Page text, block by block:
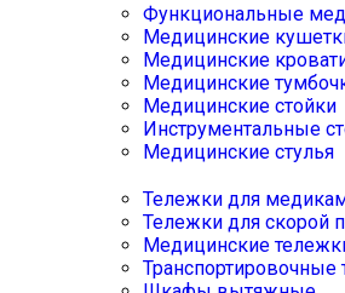
Функциональные
Медицинские
Медицинские
Медицинские
Медицинские стойки
Инструментальные
Медицинские стулья
Тележки для
Тележки для скорой
Медицинские
Транспортировочные